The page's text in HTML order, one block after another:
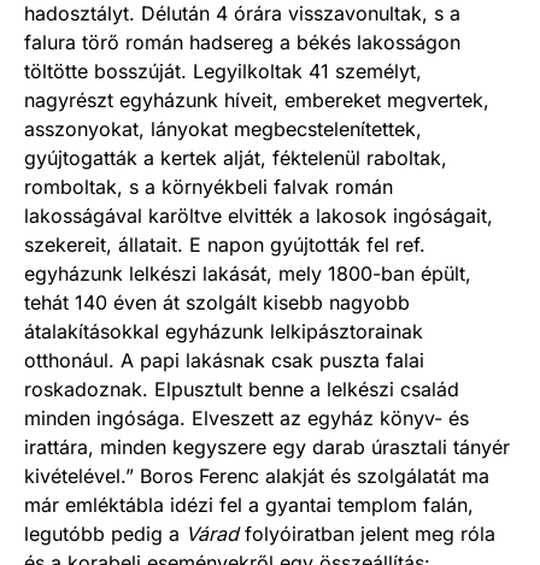
hadosztályt. Délután 4 órára visszavonultak, s a
falura törő román hadsereg a békés lakosságon
töltötte bosszúját. Legyilkoltak 41 személyt,
nagyrészt egyházunk híveit, embereket megvertek,
asszonyokat, lányokat megbecstelenítettek,
gyújtogatták a kertek alját, féktelenül raboltak,
romboltak, s a környékbeli falvak román
lakosságával karöltve elvitték a lakosok ingóságait,
szekereit, állatait. E napon gyújtották fel ref.
egyházunk lelkészi lakását, mely 1800-ban épült,
tehát 140 éven át szolgált kisebb nagyobb
átalakításokkal egyházunk lelkipásztorainak
otthonául. A papi lakásnak csak puszta falai
roskadoznak. Elpusztult benne a lelkészi család
minden ingósága. Elveszett az egyház könyv- és
irattára, minden kegyszere egy darab úrasztali tányér
kivételével.” Boros Ferenc alakját és szolgálatát ma
már emléktábla idézi fel a gyantai templom falán,
legutóbb pedig a Váradfolyóiratban jelent meg róla